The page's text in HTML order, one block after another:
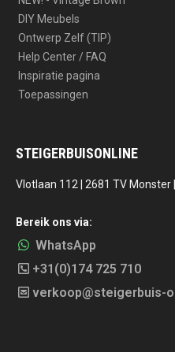
DIY Meubels
Ontwerp Zelf (TIP)
Help Center / FAQ
Inspiratie pagina
Toepassingen
STEIGERBUISONLINE
Vlotlaan 112 | 2681 TV Monster
Bereik ons via:
WhatsApp
+31(0)174 725 710
verkoop@steigerbuis-